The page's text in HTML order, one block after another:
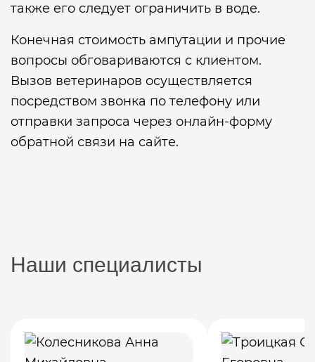
также его следует ограничить в воде.
Конечная стоимость ампутации и прочие
вопросы обговариваются с клиентом.
Вызов ветеринаров осуществляется
посредством звонка по телефону или
отправки запроса через онлайн-форму
обратной связи на сайте.
Наши специалисты